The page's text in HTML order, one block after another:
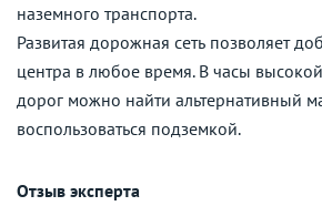
наземного транспорта.
Развитая дорожная сеть позволяет
центра в любое время. В часы
дорог можно найти альтернативный
воспользоваться подземкой.
Отзыв эксперта